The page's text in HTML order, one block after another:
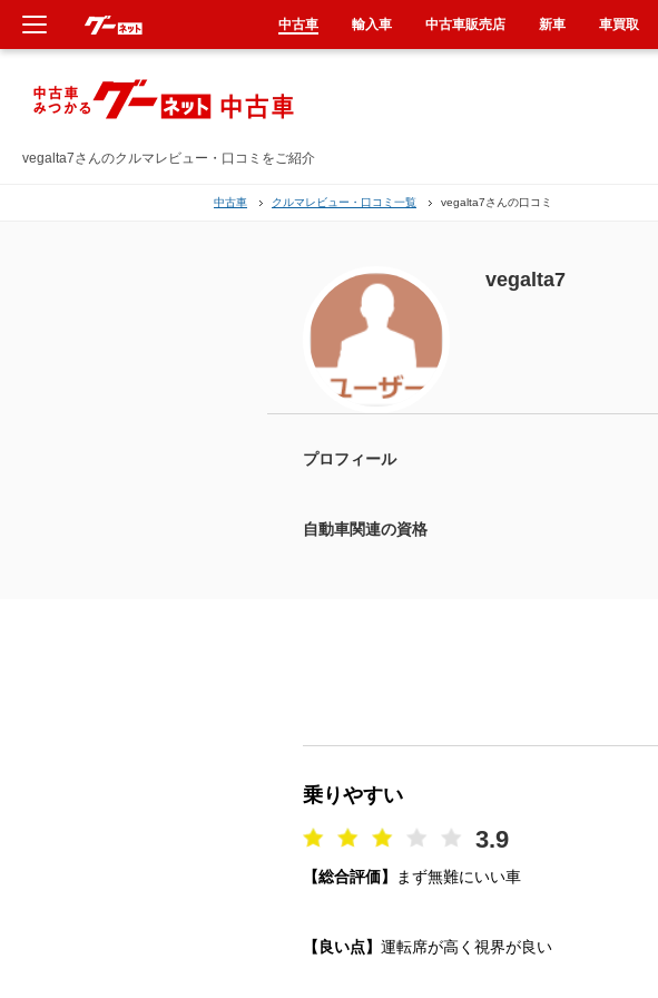
vegalta7さんのクルマレビュー・口コミをご紹介
中古車 クルマレビュー・口コミ一覧 vegalta7さんの口コミ
vegalta7
プロフィール
自動車関連の資格
乗りやすい
3.9
【総合評価】 まず無難にいい車
【良い点】 運転席が高く視界が良い
中古車 輸入車 中古車販売店 新車 車買取
新車
中古車